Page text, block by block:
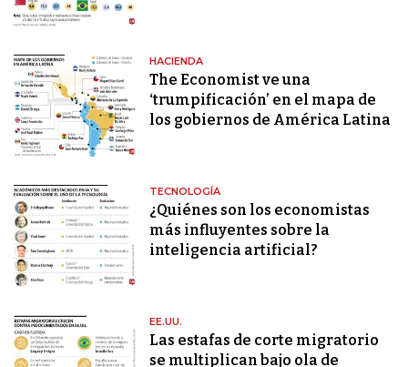
HACIENDA
The Economist ve una
‘trumpificación’ en el mapa de
los gobiernos de América Latina
TECNOLOGÍA
¿Quiénes son los economistas
más influyentes sobre la
inteligencia artificial?
EE.UU.
Las estafas de corte migratorio
se multiplican bajo ola de